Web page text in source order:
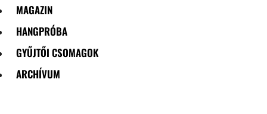
MAGAZIN
HANGPRÓBA
GYŰJTŐI CSOMAGOK
ARCHÍVUM